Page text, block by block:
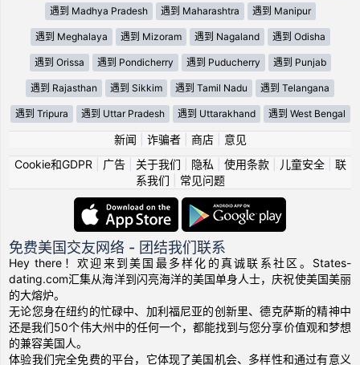
遇到 Madhya Pradesh 遇到 Maharashtra 遇到 Manipur
遇到 Meghalaya 遇到 Mizoram 遇到 Nagaland 遇到 Odisha
遇到 Orissa 遇到 Pondicherry 遇到 Puducherry 遇到 Punjab
遇到 Rajasthan 遇到 Sikkim 遇到 Tamil Nadu 遇到 Telangana
遇到 Tripura 遇到 Uttar Pradesh 遇到 Uttarakhand 遇到 West Bengal
新闻 诈骗者| 商店| 意见
Cookie和GDPR
广告| 关于我们 隐私 使用条款| 儿童安全| 联
系我们
常见问题
免费美国交友网络 - 团结我们联系
Hey there！欢迎来到美国最多样化的真诚联系社区。States-
dating.com汇集从海洋到闪亮海洋的美国单身人士，庆祝使美国美丽
的大熔炉。
无论您身在纽约的忙碌中、加利福尼亚的创新里、德克萨斯的精神中
还是我们50个伟大州中的任何一个，都能找到与您分享价值观和梦想
的兼容美国人。
体验我们完全免费的平台，它体现了美国机会、多样性和通过有意义